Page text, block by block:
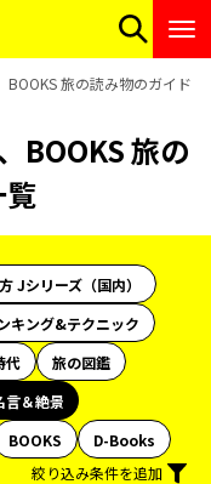
BOOKS 旅の読み物のガイド
BOOKS 旅の
Jシリーズ（国内）
キング&テクニック
代
旅の図鑑
言＆絶景
BOOKS
D-Books
絞り込み条件を追加